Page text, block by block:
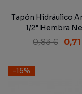
Tapón Hidráulico
1/2" Hembra
0,83 €
-15%